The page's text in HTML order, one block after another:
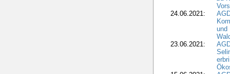
24.06.2021:
und
23.06.2021: